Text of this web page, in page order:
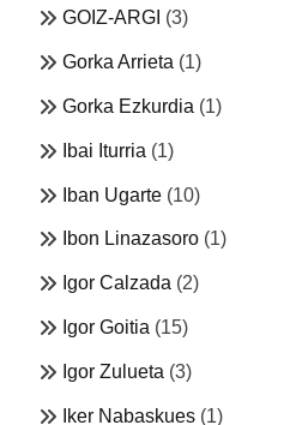
GOIZ-ARGI (3)
Gorka Arrieta (1)
Gorka Ezkurdia (1)
Ibai Iturria (1)
Iban Ugarte (10)
Ibon Linazasoro (1)
Igor Calzada (2)
Igor Goitia (15)
Igor Zulueta (3)
Iker Nabaskues (1)